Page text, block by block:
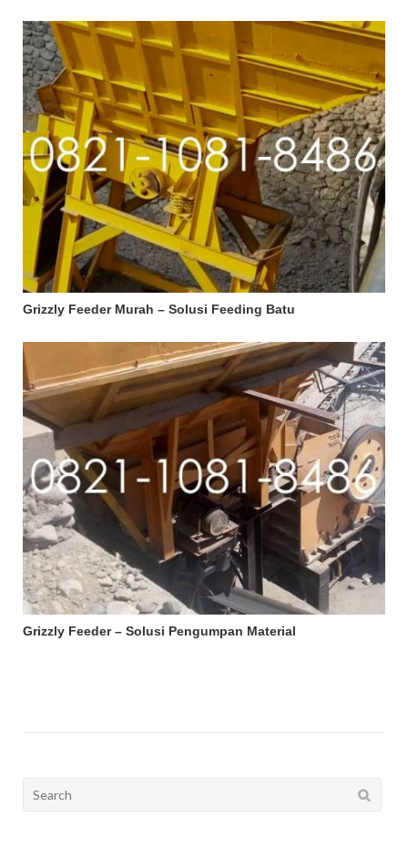
Grizzly Feeder Murah – Solusi Feeding Batu
Grizzly Feeder – Solusi Pengumpan Material
Search